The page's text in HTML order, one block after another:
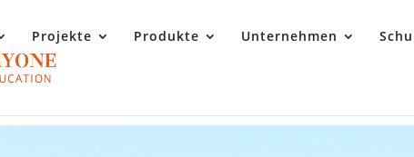
Projekte Produkte Unternehmen